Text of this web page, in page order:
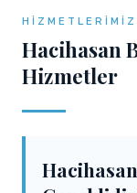
HIZMETLERIMIZ
Hacihasan
Hizmetler